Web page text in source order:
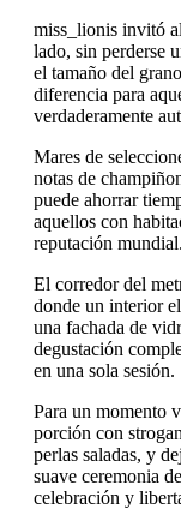
miss_lionis invitó
lado, sin perderse
el tamaño del
diferencia para
verdaderamente
Mares de
notas de
puede ahorrar
aquellos con
reputación mundial.
El corredor del
donde un interior
una fachada de
degustación
en una sola sesión.
Para un momento
porción con
perlas saladas, y
suave ceremonia
celebración y